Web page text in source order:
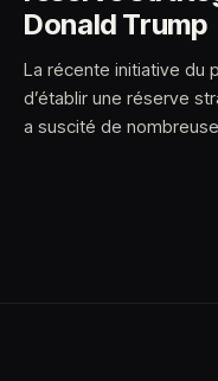
Donald Trump
La récente initiative du
d’établir une réserve
a suscité de